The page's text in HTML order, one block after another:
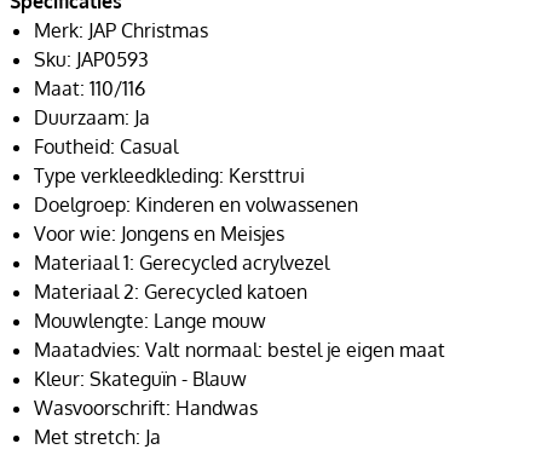
Merk: JAP Christmas
Sku: JAP0593
Maat: 110/116
Duurzaam: Ja
Foutheid: Casual
Type verkleedkleding: Kersttrui
Doelgroep: Kinderen en volwassenen
Voor wie: Jongens en Meisjes
Materiaal 1: Gerecycled acrylvezel
Materiaal 2: Gerecycled katoen
Mouwlengte: Lange mouw
Maatadvies: Valt normaal: bestel je eigen maat
Kleur: Skateguïn - Blauw
Wasvoorschrift: Handwas
Met stretch: Ja